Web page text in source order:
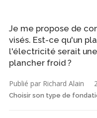
Je me propose de
visés. Est-ce qu'un
l'électricité serait
plancher froid ?
Publié par Richard Alain
Choisir son type de